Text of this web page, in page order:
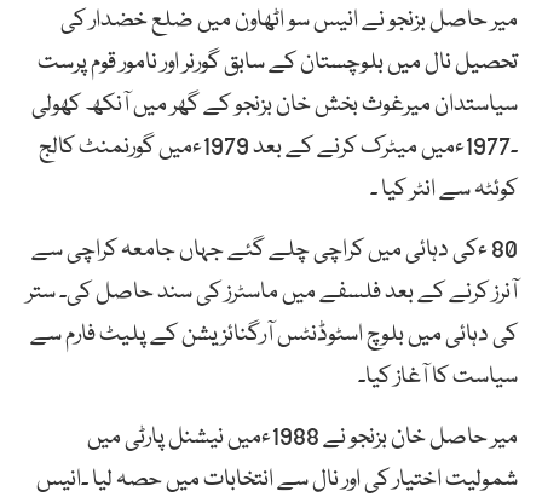
میر حاصل بزنجو نے انیس سو اٹھاون میں ضلع خضدار کی
تحصیل نال میں بلوچستان کے سابق گورنر اور نامور قوم پرست
سیاستدان میرغوث بخش خان بزنجو کے گھر میں آنکھ کھولی
۔1977ءمیں میٹرک کرنے کے بعد 1979ءمیں گورنمنٹ کالج
کوئٹہ سے انٹر کیا ۔
80 ءکی دہائی میں کراچی چلے گئے جہاں جامعہ کراچی سے
آنرز کرنے کے بعد فلسفے میں ماسٹرز کی سند حاصل کی۔ ستر
کی دہائی میں بلوچ اسٹوڈنٹس آرگنائزیشن کے پلیٹ فارم سے
سیاست کا آغاز کیا۔
میر حاصل خان بزنجو نے 1988ءمیں نیشنل پارٹی میں
شمولیت اختیار کی اور نال سے انتخابات میں حصہ لیا ۔انیس